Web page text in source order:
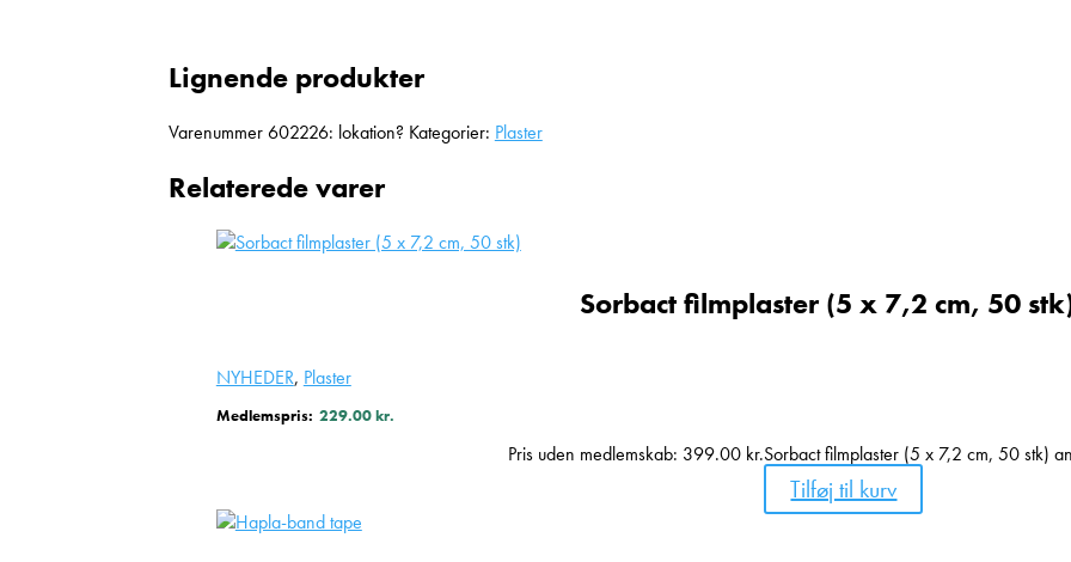
Lignende produkter
Varenummer602226: lokation? Kategorier: Plaster
Relaterede varer
NYHEDER, Plaster
Sorbact filmplaster (5 x 7,2 cm, 50
Medlemspris: 229.00kr.
Pris uden medlemskab: 399.00 kr.Sorbact filmplaster (5 x 7,2 cm, 50 stk)
Tilføj til kurv